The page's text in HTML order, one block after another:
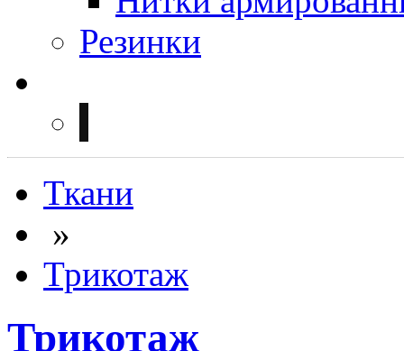
Резинки
Ткани
»
Трикотаж
Трикотаж